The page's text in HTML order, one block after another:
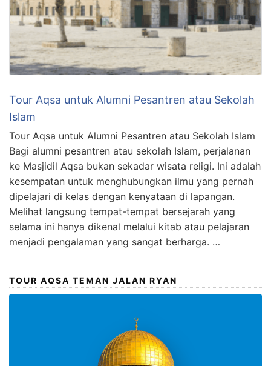
Tour Aqsa untuk Alumni Pesantren atau Sekolah
Islam
Tour Aqsa untuk Alumni Pesantren atau Sekolah Islam
Bagi alumni pesantren atau sekolah Islam, perjalanan
ke Masjidil Aqsa bukan sekadar wisata religi. Ini adalah
kesempatan untuk menghubungkan ilmu yang pernah
dipelajari di kelas dengan kenyataan di lapangan.
Melihat langsung tempat-tempat bersejarah yang
selama ini hanya dikenal melalui kitab atau pelajaran
menjadi pengalaman yang sangat berharga. …
TOUR AQSA TEMAN JALAN RYAN